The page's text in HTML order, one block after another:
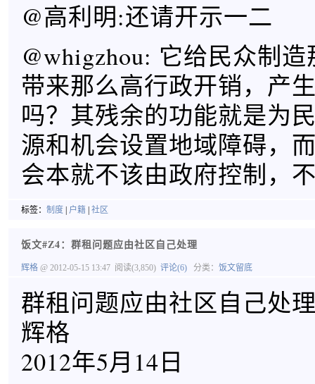
@高利明:还请开示一二
@whigzhou: 它给民众制
带来那么高行政开销，产
吗？其残余的功能就是为
源和机会设置地域障碍，
会本就不该由政府控制，
标签： 制度 户籍 社区
饭文#Z4：群租问题应由社区自己处理
辉格 @ 2012-05-15 13:47 阅读(3,850) 评论(6) 分类： 饭文留底
群租问题应由社区自己处
辉格
2012年5月14日